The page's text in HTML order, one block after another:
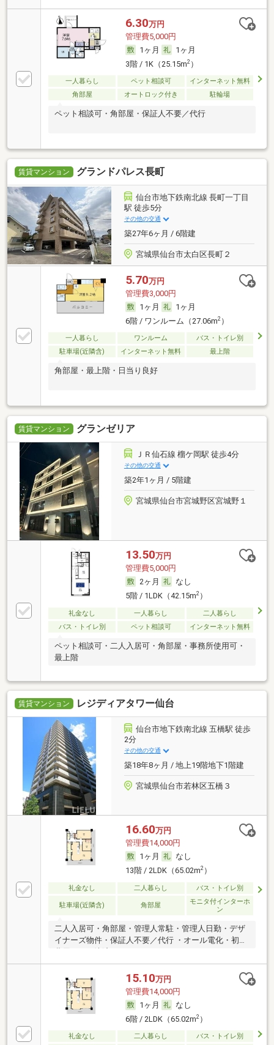
6.30万円
管理費5,000円
1ヶ月
1ヶ月
3階 / 1K（25.15m2）
一人暮らし ペット相談可
インターネット無料
角部屋
オートロック付き 駐輪場
ペット相談可・角部屋・保証人不要／代行
賃貸マンション グランドパレス長町
仙台市地下鉄南北線 長町一丁目
駅 徒歩5分
その他の交通
築27年6ヶ月 / 6階建
宮城県仙台市太白区長町２
5.70万円
管理費3,000円
1ヶ月
1ヶ月
6階 / ワンルーム（27.06m2）
一人暮らし ワンルーム
バス・トイレ別
駐車場(近隣含)
インターネット無料 最上階
角部屋・最上階・日当り良好
賃貸マンション グランゼリア
ＪＲ仙石線 榴ケ岡駅 徒歩4分
その他の交通
築2年1ヶ月 / 5階建
宮城県仙台市宮城野区宮城野１
13.50万円
管理費5,000円
2ヶ月
なし
5階 / 1LDK（42.15m2）
礼金なし 一人暮らし
二人暮らし
バス・トイレ別
ペット相談可 インターネット無料
ペット相談可・二人入居可・角部屋・事務所使用可・
最上階
賃貸マンション レジディアタワー仙台
仙台市地下鉄南北線 五橋駅 徒歩
2分
その他の交通
築18年8ヶ月 / 地上19階地下1階建
宮城県仙台市若林区五橋３
16.60万円
管理費14,000円
1ヶ月
なし
13階 / 2LDK（65.02m2）
礼金なし 二人暮らし バス・トイレ別
駐車場(近隣含) 角部屋
モニタ付インターホ
ン
二人入居可・角部屋・管理人常駐・管理人日勤・デザ
イナーズ物件・保証人不要／代行 ・オール電化・初期
費用カード決済可
15.10万円
管理費14,000円
1ヶ月
なし
6階 / 2LDK（65.02m2）
礼金なし 二人暮らし
バス・トイレ別